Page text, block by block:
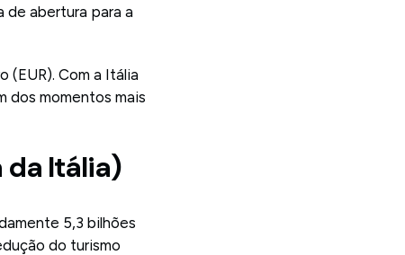
de abertura para a
(EUR). Com a Itália
dos momentos mais
da Itália)
5,3 bilhões
do turismo